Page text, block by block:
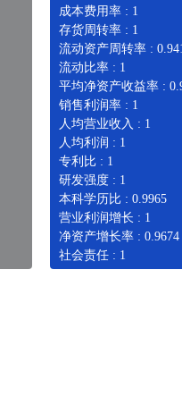
成本费用率 : 1
存货周转率 : 1
流动资产周转率 :
流动比率 : 1
平均净资产收益率 :
销售利润率 : 1
人均营业收入 : 1
人均利润 : 1
专利比 : 1
研发强度 : 1
本科学历比 : 0.9965
营业利润增长 : 1
净资产增长率 : 0.9674
社会责任 : 1